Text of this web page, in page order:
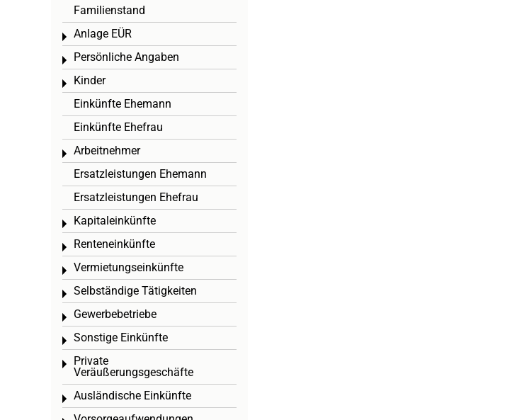
Familienstand
Anlage EÜR
Toggle menu
Persönliche Angaben
Toggle menu
Kinder
Toggle menu
Einkünfte Ehemann
Einkünfte Ehefrau
Arbeitnehmer
Toggle menu
Ersatzleistungen Ehemann
Ersatzleistungen Ehefrau
Kapitaleinkünfte
Toggle menu
Renteneinkünfte
Toggle menu
Vermietungseinkünfte
Toggle menu
Selbständige Tätigkeiten
Toggle menu
Gewerbebetriebe
Toggle menu
Sonstige Einkünfte
Toggle menu
Private
Veräußerungsgeschäfte
Toggle menu
Ausländische Einkünfte
Toggle menu